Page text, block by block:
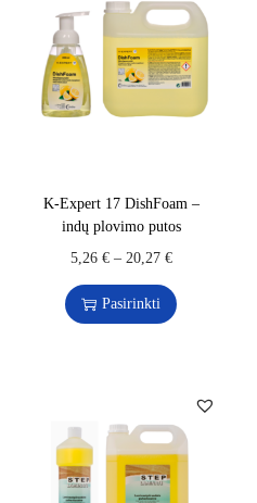
K-Expert 17 DishFoam –
indų plovimo putos
5,26 €– 20,27 €
Pasirinkti